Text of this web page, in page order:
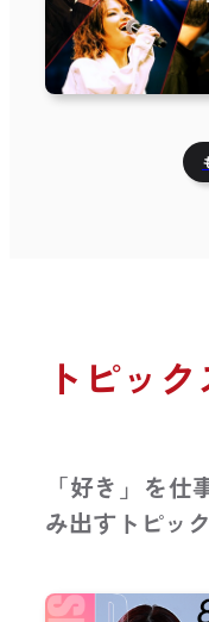
トピック
「好き」を
み出すトピッ